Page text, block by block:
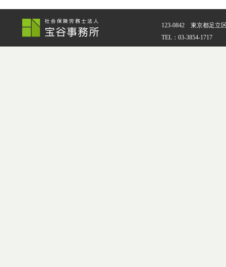
123-0842 東京都足立
TEL：03-3854-1717